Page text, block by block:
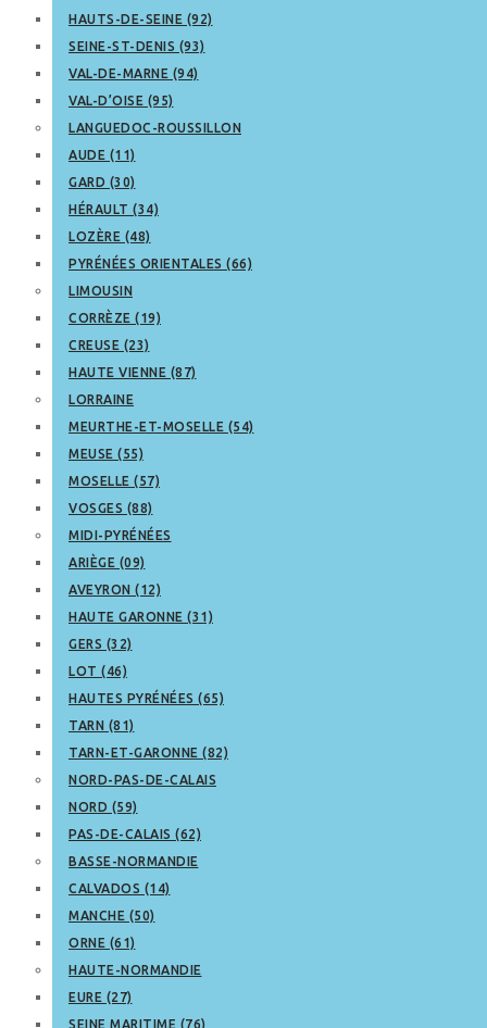
HAUTS-DE-SEINE (92)
SEINE-ST-DENIS (93)
VAL-DE-MARNE (94)
VAL-D’OISE (95)
LANGUEDOC-ROUSSILLON
AUDE (11)
GARD (30)
HÉRAULT (34)
LOZÈRE (48)
PYRÉNÉES ORIENTALES (66)
LIMOUSIN
CORRÈZE (19)
CREUSE (23)
HAUTE VIENNE (87)
LORRAINE
MEURTHE-ET-MOSELLE (54)
MEUSE (55)
MOSELLE (57)
VOSGES (88)
MIDI-PYRÉNÉES
ARIÈGE (09)
AVEYRON (12)
HAUTE GARONNE (31)
GERS (32)
LOT (46)
HAUTES PYRÉNÉES (65)
TARN (81)
TARN-ET-GARONNE (82)
NORD-PAS-DE-CALAIS
NORD (59)
PAS-DE-CALAIS (62)
BASSE-NORMANDIE
CALVADOS (14)
MANCHE (50)
ORNE (61)
HAUTE-NORMANDIE
EURE (27)
SEINE MARITIME (76)